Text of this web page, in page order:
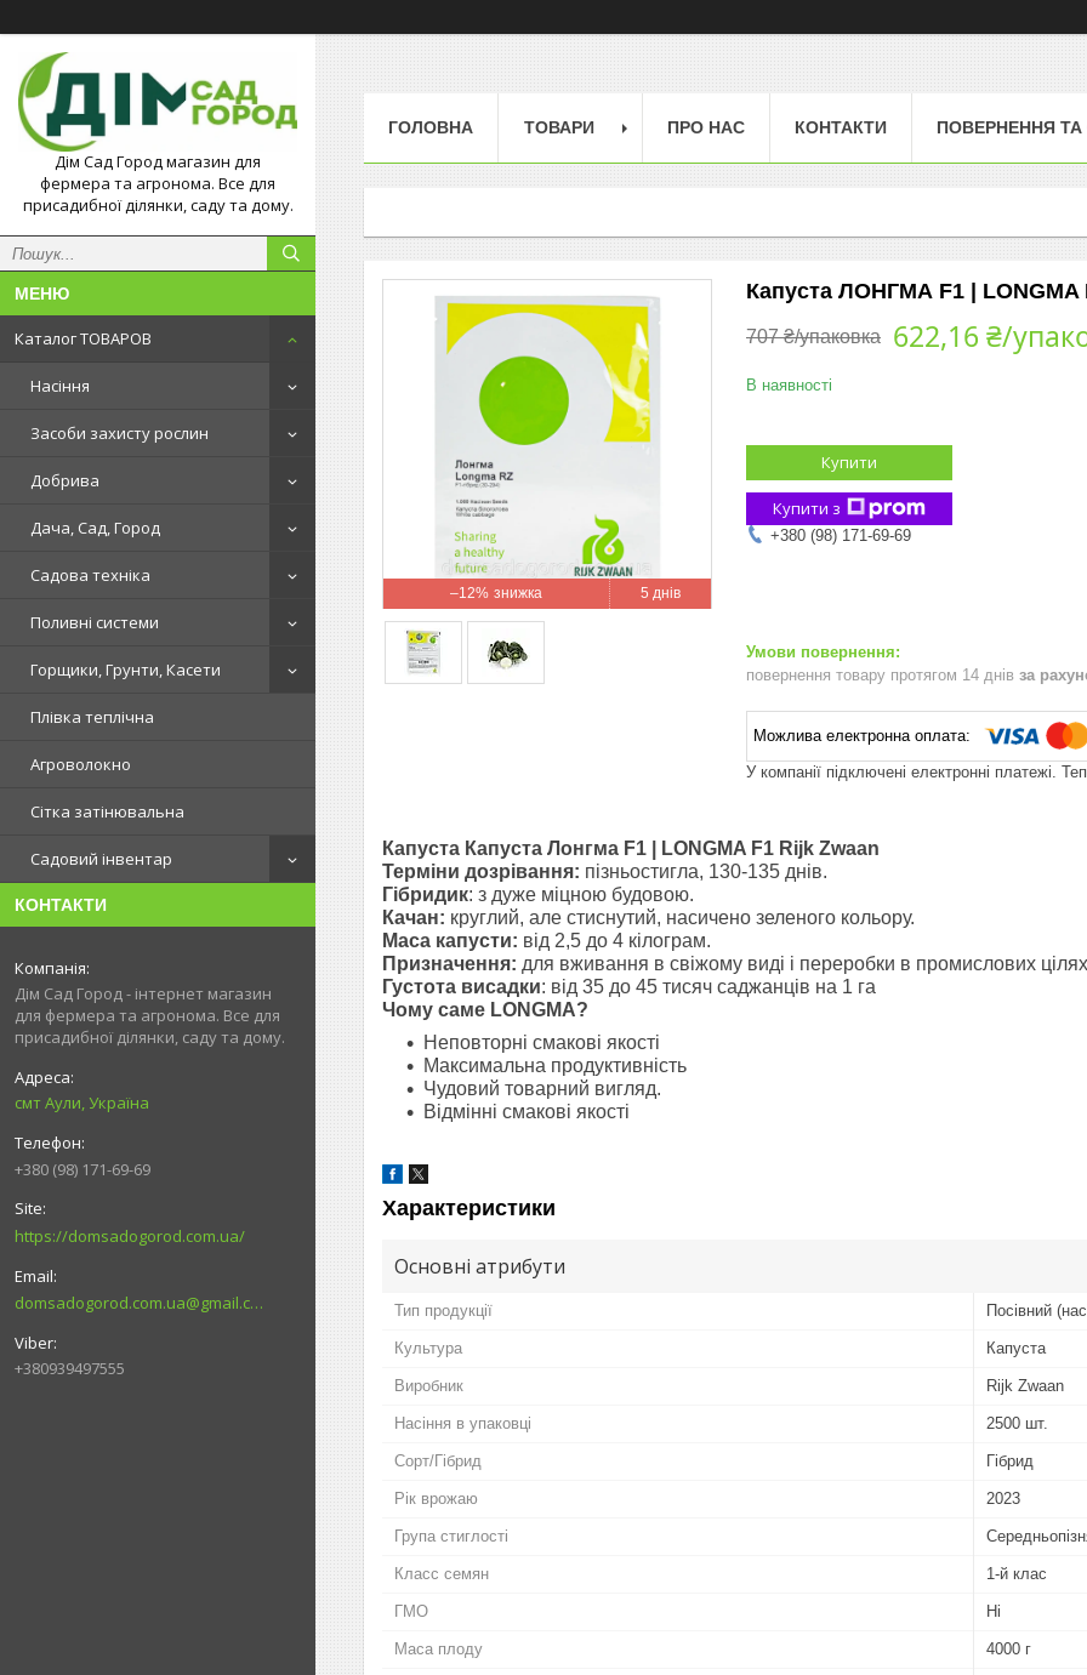
Дім Сад Город магазин для
фермера та агронома. Все для
присадибної ділянки, саду та дому.
Каталог ТОВАРОВ
Насіння
Засоби захисту рослин
Добрива
Дача, Сад, Город
Садова техніка
Поливні системи
Горщики, Грунти, Касети
Плівка теплічна
Агроволокно
Сітка затінювальна
Садовий інвентар
КОНТАКТИ
Дім Сад Город - інтернет магазин
для фермера та агронома. Все для
присадибної ділянки, саду та дому.
смт Аули, Україна
+380 (98) 171-69-69
https://domsadogorod.com.ua/
domsadogorod.com.ua@gmail.com
+380939497555
ГОЛОВНА ТОВАРИ ПРО НАС КОНТАКТИ ПОВЕРНЕННЯ ТА
–12% 5 днів
Капуста ЛОНГМА F1 | LONGMA
707 ₴/упаковка 622,16 ₴/
В наявності
Купити
Купити з
+380 (98) 171-69-69
повернення товару протягом 14 днів за
У компанії підключені електронні платежі.
Капуста Капуста Лонгма F1 | LONGMA F1 Rijk Zwaan
Терміни дозрівання: пізньостигла, 130-135 днів.
Гібридик: з дуже міцною будовою.
Качан: круглий, але стиснутий, насичено зеленого кольору.
Маса капусти: від 2,5 до 4 кілограм.
Призначення: для вживання в свіжому виді і переробки в промислових
Густота висадки: від 35 до 45 тисяч саджанців на 1 га
Чому саме LONGMA?
Неповторні смакові якості
Максимальна продуктивність
Чудовий товарний вигляд.
Відмінні смакові якості
Характеристики
Основні атрибути
Тип продукції Посівний
Культура Капуста
Виробник Rijk Zwaan
Насіння в упаковці 2500 шт.
Сорт/Гібрид Гібрид
Рік врожаю 2023
Група стиглості
Класс семян 1-й клас
ГМО Ні
Маса плоду 4000 г